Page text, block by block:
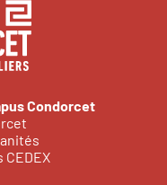
Condorcet